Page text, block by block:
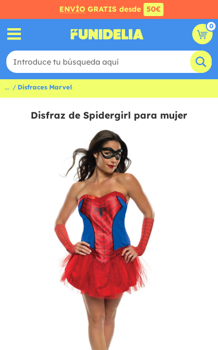
ENVÍO GRATIS desde 50€
0
... Disfraces Marvel
Disfraz de Spidergirl para mujer